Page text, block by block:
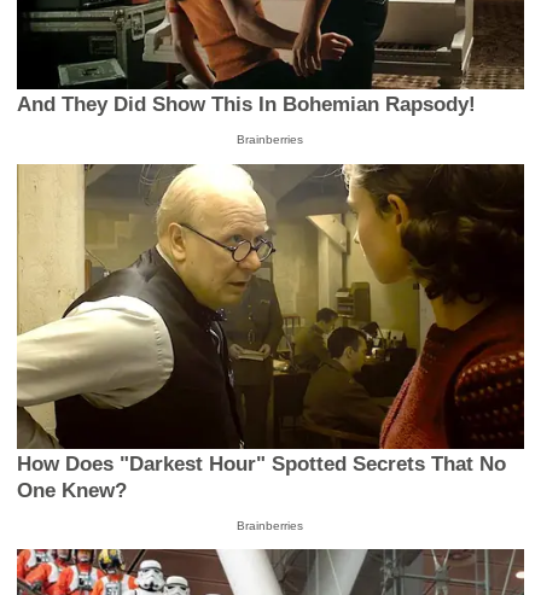
And They Did Show This In Bohemian Rapsody!
Brainberries
How Does "Darkest Hour" Spotted Secrets That No
One Knew?
Brainberries